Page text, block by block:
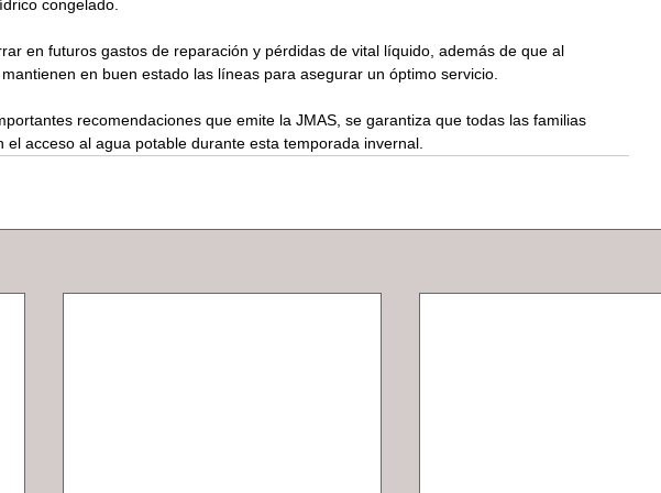
congelado.
en futuros gastos de reparación y pérdidas de vital líquido, además de que al
en buen estado las líneas para asegurar un óptimo servicio.
recomendaciones que emite la JMAS, se garantiza que todas las familias
el acceso al agua potable durante esta temporada invernal.